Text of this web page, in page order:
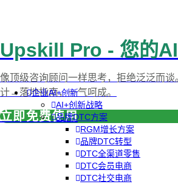
企业AI+创新
AI+创新战略
品牌DTC方案
RGM增长方案
品牌DTC转型
DTC全渠道零售
DTC会员电商
DTC社交电商
Upskill Pro - 您的
像顶级咨询顾问一样思考，拒绝泛泛而
计→落地指南，一气呵成。
立即免费使用